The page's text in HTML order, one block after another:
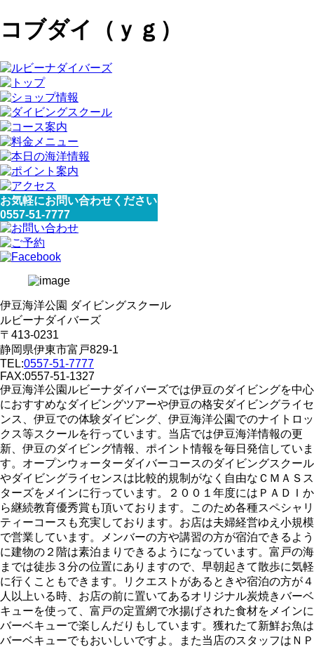
コブダイ（ｙｇ）
お気軽にお問い合わせください
0557-51-7777
伊豆海洋公園 ダイビングスクール
ルビーナダイバーズ
〒413-0231
静岡県伊東市富戸829-1
TEL:0557-51-7777
FAX:0557-51-1327
伊豆海洋公園ルビーナダイバーズでは伊豆のダイビングを中心
におすすめなダイビングツアーや伊豆の格安ダイビングライセ
ンス、伊豆での体験ダイビング、伊豆海洋公園でのナイトロッ
クス等スクールを行っています。当店では伊豆海洋情報の更
新、伊豆のダイビング情報、ポイント情報を毎日発信していま
す。オープンウォーターダイバーコースのダイビングスクール
やダイビングライセンスは比較的規制がなく自由なＣＭＡＳス
ターズをメインに行っています。２００１年度にはＰＡＤＩか
ら継続教育優秀賞も頂いております。このため各種スペシャリ
ティーコースも充実しております。お店は夫婦経営ゆえ小規模
で営業しています。メンバーの方や講習の方が宿泊できるよう
に建物の２階は素泊まりできるようになっています。富戸の海
までは徒歩３分の位置にありますので、早朝起きて散歩に気軽
に行くこともできます。リクエストがあるときや宿泊の方が４
人以上いる時、お店の前に置いてあるオリジナル炭焼きバーベ
キューを使って、富戸の定置網で水揚げされた食材をメインに
バーベキューで楽しんだりもしています。獲れたて新鮮お魚は
バーベキューでもおいしいですよ。また当店のスタッフはＮＰ